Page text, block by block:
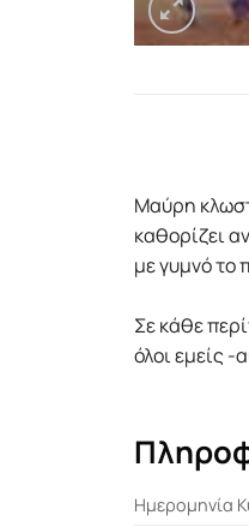
Μαύρη
καθορίζει
με γυμνό το
Σε κάθε
όλοι εμείς
Ημερομηνία